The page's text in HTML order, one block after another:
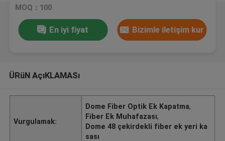
MOQ：100
En iyi fiyat Bizimle iletişim kur
ÜRüN AçıKLAMASı
Vurgulamak:
Dome Fiber Optik Ek Kapatma,
Fiber Ek Muhafazası,
Dome 48 çekirdekli fiber ek yeri ka
sası